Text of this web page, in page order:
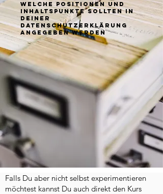
welche positionen und
inhaltspunkte sollten in
deiner
datenschutzerklärung
angegeben werden
Falls Du aber nicht selbst experimentieren
möchtest kannst Du auch direkt den Kurs